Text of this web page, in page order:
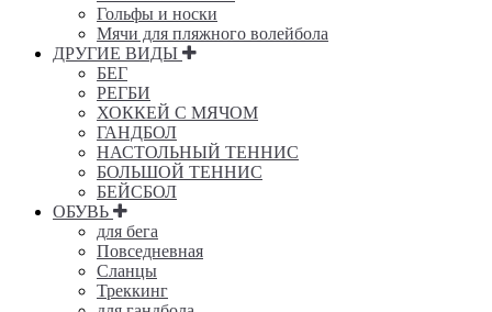
Гольфы и носки
Мячи для пляжного волейбола
ДРУГИЕ ВИДЫ
БЕГ
РЕГБИ
ХОККЕЙ С МЯЧОМ
ГАНДБОЛ
НАСТОЛЬНЫЙ ТЕННИС
БОЛЬШОЙ ТЕННИС
БЕЙСБОЛ
ОБУВЬ
для бега
Повседневная
Сланцы
Треккинг